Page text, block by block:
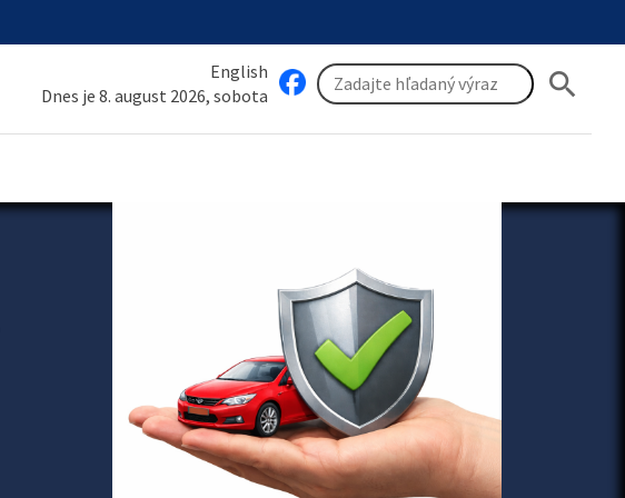
English
Dnes je 8. august 2026, sobota
search